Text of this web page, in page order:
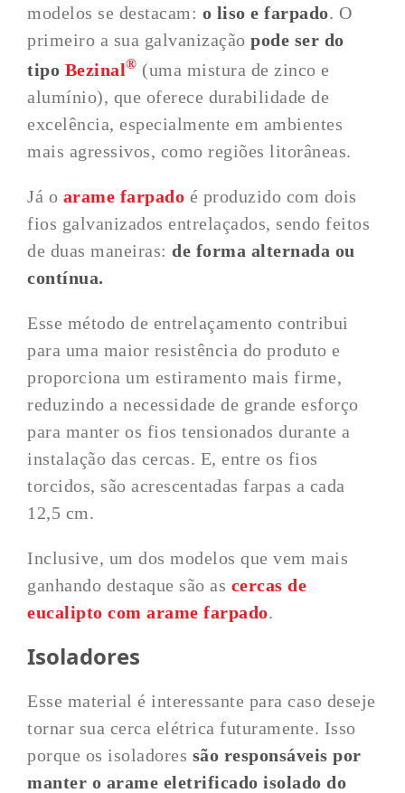
modelos se destacam: o liso e farpado. O
primeiro a sua galvanização pode ser do
tipo Bezinal® (uma mistura de zinco e
alumínio), que oferece durabilidade de
excelência, especialmente em ambientes
mais agressivos, como regiões litorâneas.
Já o arame farpado é produzido com dois
fios galvanizados entrelaçados, sendo feitos
de duas maneiras:de forma alternada ou
contínua.
Esse método de entrelaçamento contribui
para uma maior resistência do produto e
proporciona um estiramento mais firme,
reduzindo a necessidade de grande esforço
para manter os fios tensionados durante a
instalação das cercas. E, entre os fios
torcidos, são acrescentadas farpas a cada
12,5 cm.
Inclusive, um dos modelos que vem mais
ganhando destaque são as cercas de
eucalipto com arame farpado.
Isoladores
Esse material é interessante para caso deseje
tornar sua cerca elétrica futuramente. Isso
porque os isoladores são responsáveis por
manter o arame eletrificado isolado do